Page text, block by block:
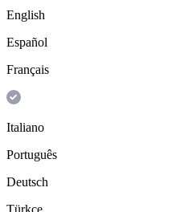
English
Español
Français
Italiano
Português
Deutsch